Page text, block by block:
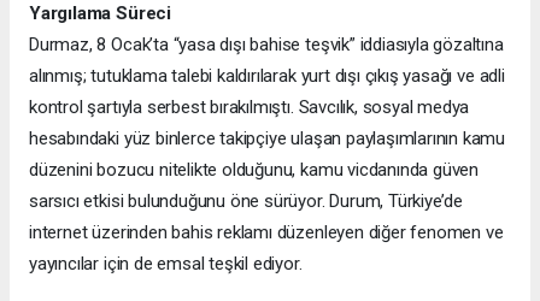
Yargılama Süreci
Durmaz, 8 Ocak’ta “yasa dışı bahise teşvik” iddiasıyla gözaltına
alınmış; tutuklama talebi kaldırılarak yurt dışı çıkış yasağı ve adli
kontrol şartıyla serbest bırakılmıştı. Savcılık, sosyal medya
hesabındaki yüz binlerce takipçiye ulaşan paylaşımlarının kamu
düzenini bozucu nitelikte olduğunu, kamu vicdanında güven
sarsıcı etkisi bulunduğunu öne sürüyor. Durum, Türkiye’de
internet üzerinden bahis reklamı düzenleyen diğer fenomen ve
yayıncılar için de emsal teşkil ediyor.